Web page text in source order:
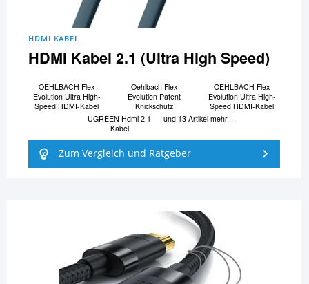
HDMI KABEL
HDMI Kabel 2.1 (Ultra High Speed)
OEHLBACH Flex
Evolution Ultra High-
Speed HDMI-Kabel
Oehlbach Flex
Evolution Patent
Knickschutz
OEHLBACH Flex
Evolution Ultra High-
Speed HDMI-Kabel
UGREEN Hdmi 2.1
Kabel
und 13 Artikel mehr...
Zum Vergleich und Ratgeber